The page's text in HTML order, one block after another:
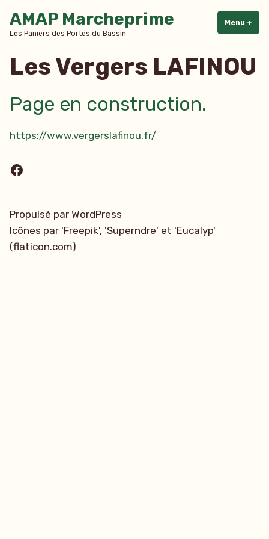
au
contenu
AMAP Marcheprime
Les Paniers des Portes du Bassin
Menu +
Les Vergers LAFINOU
Page en construction.
https://www.vergerslafinou.fr/
Facebook
Propulsé par WordPress
Icônes par 'Freepik', 'Superndre' et 'Eucalyp'
(flaticon.com)